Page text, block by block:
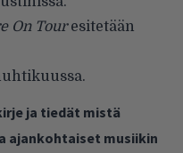
On Touresitetään
ja tiedät mistä
ajankohtaiset musiikin